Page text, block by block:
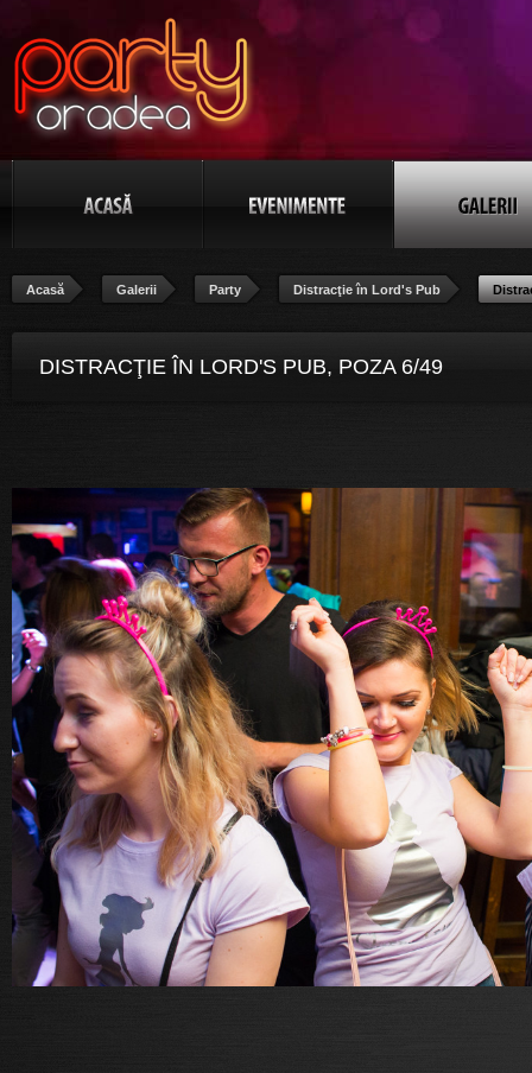
Acasă Galerii Party Distracţie în Lord's Pub
DISTRACŢIE ÎN LORD'S PUB, POZA 6/49